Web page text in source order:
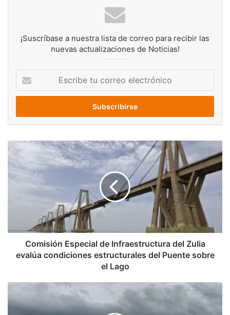
¡Suscríbase a nuestra lista de correo para recibir las
nuevas actualizaciones de Noticias!
correo
Comisión
Especial
de
Infraestructura
condiciones
estructurales
Puente
Comisión Especial de Infraestructura del Zulia
evalúa condiciones estructurales del Puente sobre
el Lago
tormentas